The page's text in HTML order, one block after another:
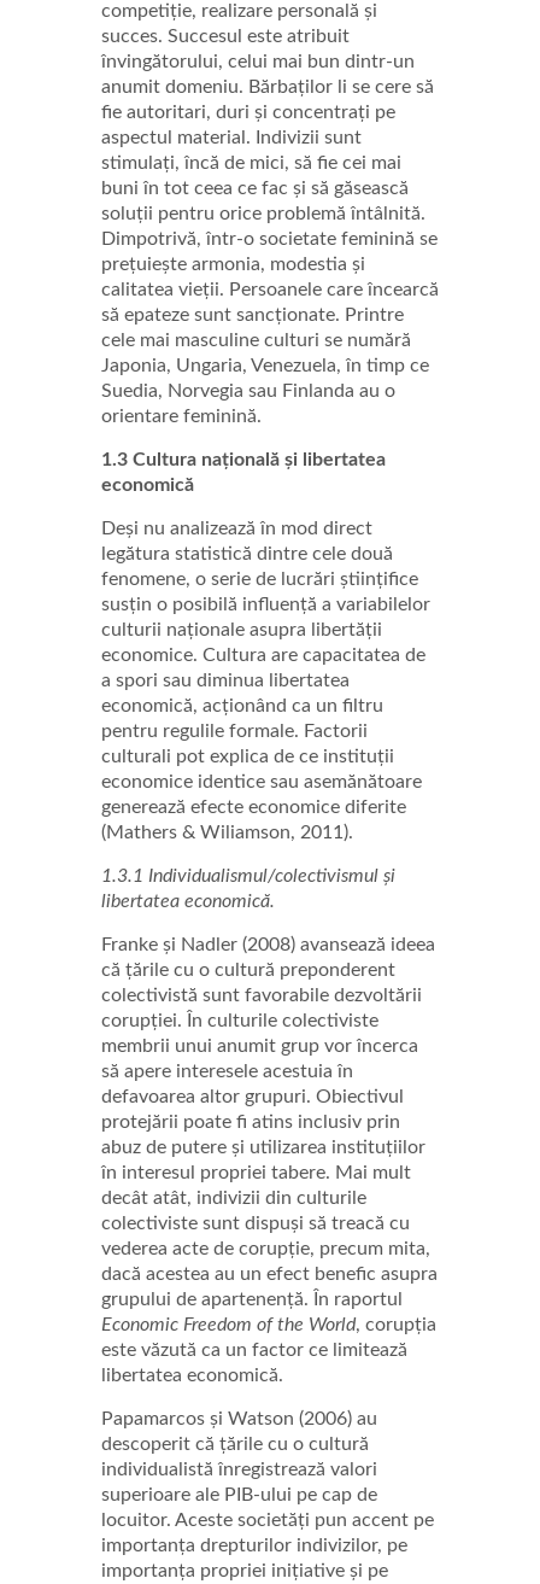
competiție, realizare personală și
succes. Succesul este atribuit
învingătorului, celui mai bun dintr-un
anumit domeniu. Bărbaților li se cere să
fie autoritari, duri și concentrați pe
aspectul material. Indivizii sunt
stimulați, încă de mici, să fie cei mai
buni în tot ceea ce fac și să găsească
soluții pentru orice problemă întâlnită.
Dimpotrivă, într-o societate feminină se
prețuiește armonia, modestia și
calitatea vieții. Persoanele care încearcă
să epateze sunt sancționate. Printre
cele mai masculine culturi se numără
Japonia, Ungaria, Venezuela, în timp ce
Suedia, Norvegia sau Finlanda au o
orientare feminină.
1.3 Cultura națională și libertatea
economică
Deși nu analizează în mod direct
legătura statistică dintre cele două
fenomene, o serie de lucrări științifice
susțin o posibilă influență a variabilelor
culturii naționale asupra libertății
economice. Cultura are capacitatea de
a spori sau diminua libertatea
economică, acționând ca un filtru
pentru regulile formale. Factorii
culturali pot explica de ce instituții
economice identice sau asemănătoare
generează efecte economice diferite
(Mathers & Wiliamson, 2011).
1.3.1 Individualismul/colectivismul și
libertatea economică.
Franke și Nadler (2008) avansează ideea
că țările cu o cultură preponderent
colectivistă sunt favorabile dezvoltării
corupției. În culturile colectiviste
membrii unui anumit grup vor încerca
să apere interesele acestuia în
defavoarea altor grupuri. Obiectivul
protejării poate fi atins inclusiv prin
abuz de putere și utilizarea instituțiilor
în interesul propriei tabere. Mai mult
decât atât, indivizii din culturile
colectiviste sunt dispuși să treacă cu
vederea acte de corupție, precum mita,
dacă acestea au un efect benefic asupra
grupului de apartenență. În raportul
Economic Freedom of the World, corupția
este văzută ca un factor ce limitează
libertatea economică.
Papamarcos și Watson (2006) au
descoperit că țările cu o cultură
individualistă înregistrează valori
superioare ale PIB-ului pe cap de
locuitor. Aceste societăți pun accent pe
importanța drepturilor indivizilor, pe
importanța propriei inițiative și pe